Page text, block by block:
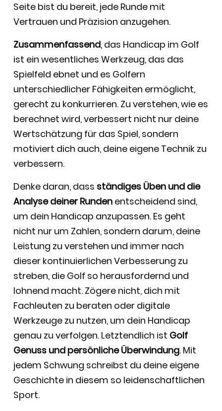
Seite bist du bereit, jede Runde mit
Vertrauen und Präzision anzugehen.
Zusammenfassend, das Handicap im Golf
ist ein wesentliches Werkzeug, das das
Spielfeld ebnet und es Golfern
unterschiedlicher Fähigkeiten ermöglicht,
gerecht zu konkurrieren. Zu verstehen, wie es
berechnet wird, verbessert nicht nur deine
Wertschätzung für das Spiel, sondern
motiviert dich auch, deine eigene Technik zu
verbessern.
Denke daran, dass ständiges Üben und die
Analyse deiner Runden entscheidend sind,
um dein Handicap anzupassen. Es geht
nicht nur um Zahlen, sondern darum, deine
Leistung zu verstehen und immer nach
dieser kontinuierlichen Verbesserung zu
streben, die Golf so herausfordernd und
lohnend macht. Zögere nicht, dich mit
Fachleuten zu beraten oder digitale
Werkzeuge zu nutzen, um dein Handicap
genau zu verfolgen. Letztendlich ist Golf
Genuss und persönliche Überwindung. Mit
jedem Schwung schreibst du deine eigene
Geschichte in diesem so leidenschaftlichen
Sport.